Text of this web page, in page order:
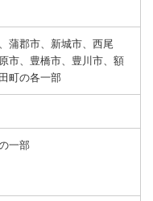
蒲郡市、新城市、西尾
市、豊橋市、豊川市、額
町の各一部
一部